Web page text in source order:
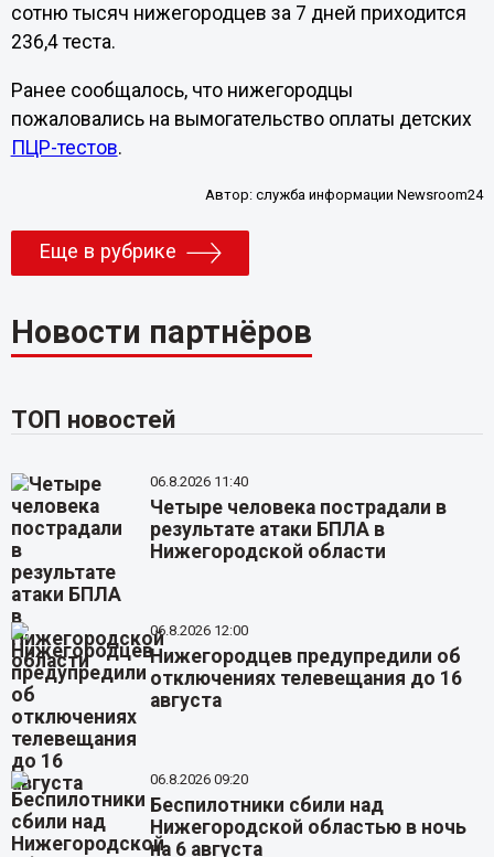
сотню тысяч нижегородцев за 7 дней приходится
236,4 теста.
Ранее сообщалось, что нижегородцы
пожаловались на вымогательство оплаты детских
ПЦР-тестов.
Автор:служба информации Newsroom24
Еще в рубрике
Новости партнёров
ТОП новостей
06.8.2026 11:40
Четыре человека пострадали в
результате атаки БПЛА в
Нижегородской области
06.8.2026 12:00
Нижегородцев предупредили об
отключениях телевещания до 16
августа
06.8.2026 09:20
Беспилотники сбили над
Нижегородской областью в ночь
на 6 августа